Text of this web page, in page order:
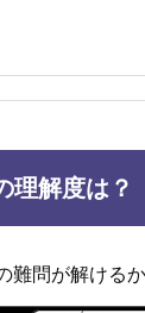
理解度は？
難問が解ける